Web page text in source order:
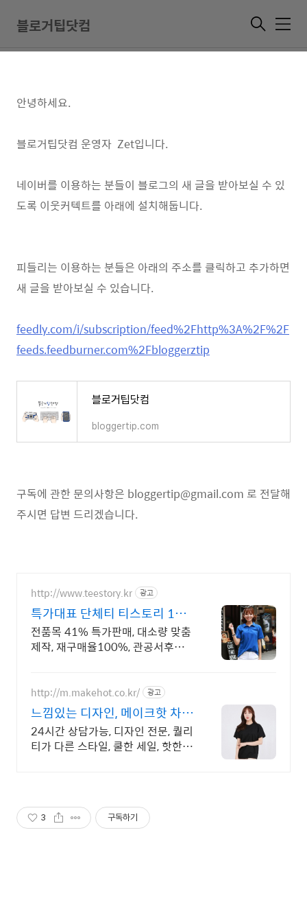
블로거팁닷컴 메
네이버로 구독하기
안녕하세요.
블로거팁닷컴 운영자 Zet입니다.
네이버를 이용하는 분들이 블로그의 새 글을 받아보실 수 있
도록 이웃커텍트를 아래에 설치해둡니다.
피들리는 이용하는 분들은 아래의 주소를 클릭하고 추가하면
새 글을 받아보실 수 있습니다.
feedly.com/i/subscription/feed%2Fhttp%3A%2F%2F
feeds.feedburner.com%2Fbloggerztip
블로거팁닷컴
bloggertip.com
구독에 관한 문의사항은 bloggertip@gmail.com 로 전달해
주시면 답변 드리겠습니다.
http://www.teestory.kr 광고
특가대표 단체티 티스토리 16년
전통의 전문업체
전품목 41% 특가판매, 대소량 맞춤
제작, 재구매율100%, 관공서후결
http://m.makehot.co.kr/ 광고
느낌있는 디자인, 메이크핫 차별
화되고 세련된 디자인!
24시간 상담가능, 디자인 전문, 퀄리
티가 다른 스타일, 쿨한 세일, 핫한
3 구독하기